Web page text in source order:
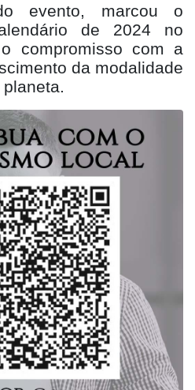
evento, marcou o
de 2024 no
compromisso com a
da modalidade